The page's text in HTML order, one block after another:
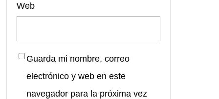
Web
Guarda mi nombre, correo
electrónico y web en este
navegador para la próxima vez